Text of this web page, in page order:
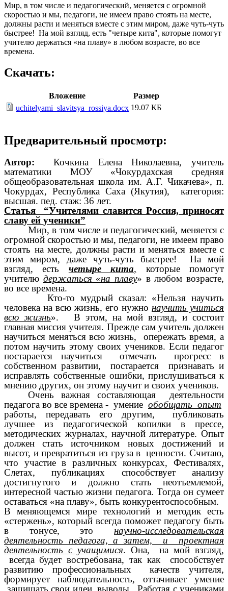
Мир, в том числе и педагогический, меняется с огромной
скоростью и мы, педагоги, не имеем право стоять на месте,
должны расти и меняться вместе с этим миром, даже чуть-чуть
быстрее! На мой взгляд, есть "четыре кита", которые помогут
учителю держаться «на плаву» в любом возрасте, во все
времена.
Скачать:
Вложение
Размер
uchitelyami_slavitsya_rossiya.docx 19.07 КБ
Предварительный просмотр:
Автор: Кочкина Елена Николаевна, учитель
математики МОУ «Чокурдахская средняя
общеобразовательная школа им. А.Г. Чикачева», п.
Чокурдах, Республика Саха (Якутия), категория:
высшая. пед. стаж: 36 лет.
Статья “Учителями славится Россия, приносят
славу ей ученики”
Мир, в том числе и педагогический, меняется с
огромной скоростью и мы, педагоги, не имеем право
стоять на месте, должны расти и меняться вместе с
этим миром, даже чуть-чуть быстрее! На мой
взгляд, есть четыре кита, которые помогут
учителю держаться «на плаву» в любом возрасте,
во все времена.
Кто-то мудрый сказал: «Нельзя научить
человека на всю жизнь, его нужно научить учиться
всю жизнь». В этом, на мой взгляд, и состоит
главная миссия учителя. Прежде сам учитель должен
научиться меняться всю жизнь, опережать время, а
потом научить этому своих учеников. Если педагог
постарается научиться отмечать прогресс в
собственном развитии, постарается признавать и
исправлять собственные ошибки, прислушиваться к
мнению других, он этому научит и своих учеников.
Очень важная составляющая деятельности
педагога во все времена - умение обобщать опыт
работы, передавать его другим, публиковать
лучшее из педагогической копилки в прессе,
методических журналах, научной литературе. Опыт
должен стать источником новых достижений и
высот, и превратиться из груза в ценности. Считаю,
что участие в различных конкурсах, Фестивалях,
Слетах, публикациях способствует анализу
достигнутого и должно стать неотъемлемой,
интересной частью жизни педагога. Тогда он сумеет
оставаться «на плаву», быть конкурентоспособным.
В меняющемся мире технологий и методик есть
«стержень», который всегда поможет педагогу быть
в тонусе, это научно-исследовательская
деятельность педагога, а затем, и проектная
деятельность с учащимися. Она, на мой взгляд,
всегда будет востребована, так как способствует
развитию профессиональных качеств учителя,
формирует наблюдательность, оттачивает умение
защищать свои идеи, выводы. Работая с учениками